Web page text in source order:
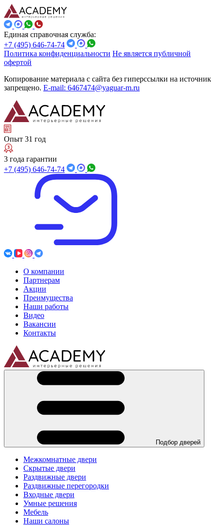
Единая справочная служба:
+7 (495) 646-74-74
Политика конфиденциальности Не является публичной
офертой
Копирование материала с сайта без гиперссылки на источник
запрещено. E-mail: 6467474@yaguar-m.ru
Опыт 31 год
3 года гарантии
+7 (495) 646-74-74
О компании
Партнерам
Акции
Преимущества
Наши работы
Видео
Вакансии
Контакты
Подбор дверей
Межкомнатные двери
Скрытые двери
Раздвижные двери
Раздвижные перегородки
Входные двери
Умные решения
Мебель
Наши салоны